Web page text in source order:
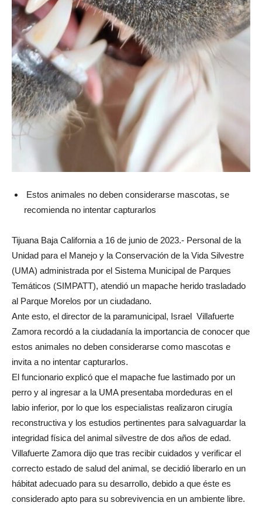
Estos animales no deben considerarse mascotas, se
recomienda no intentar capturarlos
Tijuana Baja California a 16 de junio de 2023.- Personal de la
Unidad para el Manejo y la Conservación de la Vida Silvestre
(UMA) administrada por el Sistema Municipal de Parques
Temáticos (SIMPATT), atendió un mapache herido trasladado
al Parque Morelos por un ciudadano.
Ante esto, el director de la paramunicipal, Israel Villafuerte
Zamora recordó a la ciudadanía la importancia de conocer que
estos animales no deben considerarse como mascotas e
invita a no intentar capturarlos.
El funcionario explicó que el mapache fue lastimado por un
perro y al ingresar a la UMA presentaba mordeduras en el
labio inferior, por lo que los especialistas realizaron cirugía
reconstructiva y los estudios pertinentes para salvaguardar la
integridad física del animal silvestre de dos años de edad.
Villafuerte Zamora dijo que tras recibir cuidados y verificar el
correcto estado de salud del animal, se decidió liberarlo en un
hábitat adecuado para su desarrollo, debido a que éste es
considerado apto para su sobrevivencia en un ambiente libre.